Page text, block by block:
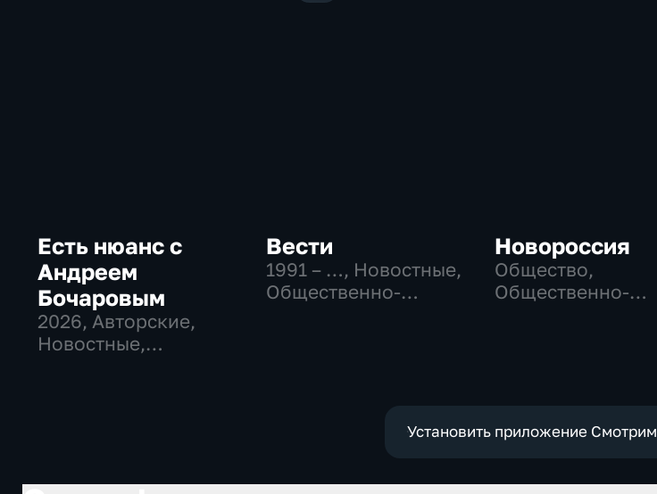
Есть нюанс с
Андреем
Бочаровым
2026, Авторские,
Новостные,
Вести
1991 – …, Новостные,
Общественно-
Новороссия
Общество,
Общественно-
Установить приложение Смотрим